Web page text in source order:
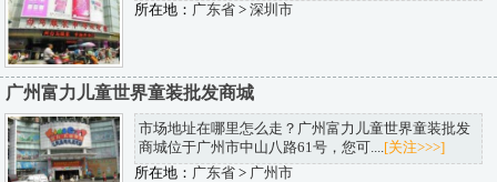
所在地： 广东省> 深圳市
广州富力儿童世界童装批发商城
市场地址在哪里怎么走？广州富力儿童世界童装批发
商城位于广州市中山八路61号，您可.... [关注>>>]
所在地： 广东省> 广州市